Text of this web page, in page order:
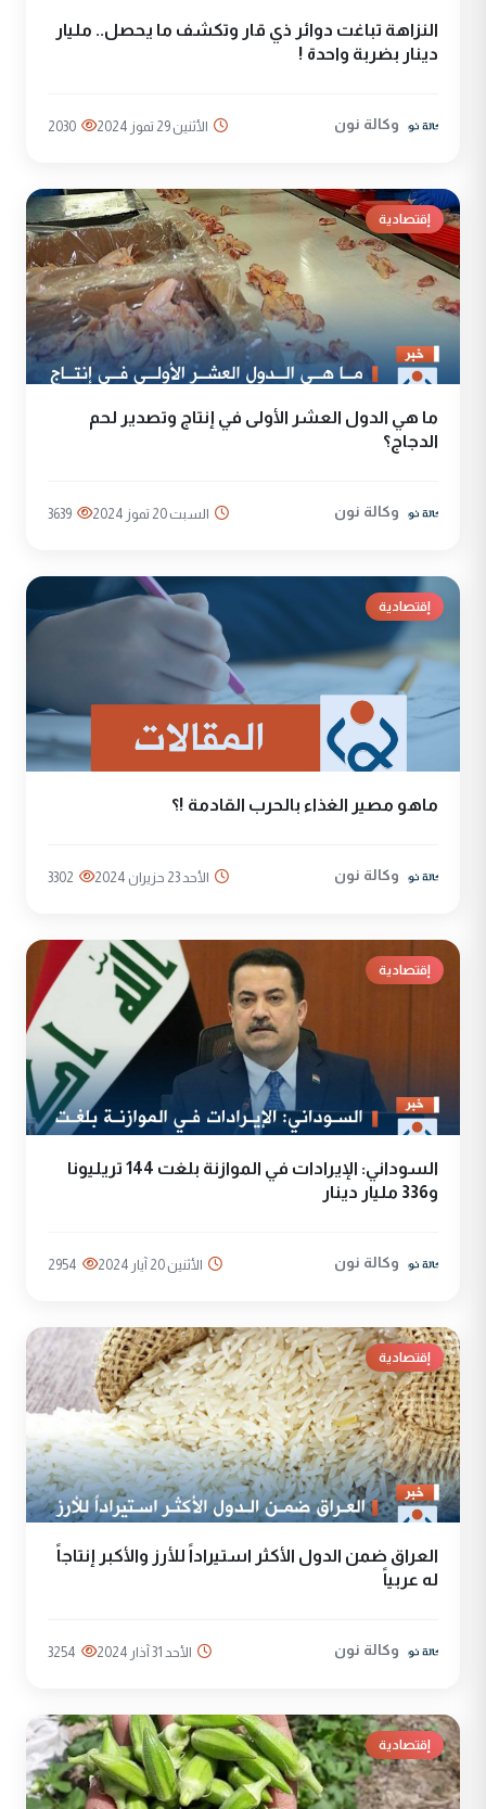
النزاهة تباغت دوائر ذي قار وتكشف ما يحصل.. مليار
دينار بضربة واحدة !
وكالة نون الأثنين 29 تموز 2024 2030
إقتصادية
ما هي الدول العشر الأولی في إنتاج وتصدير لحم
الدجاج؟
وكالة نون السبت 20 تموز 2024 3639
إقتصادية
ماهو مصير الغذاء بالحرب القادمة !؟
وكالة نون الأحد 23 حزيران 2024 3302
إقتصادية
السوداني: الإيرادات في الموازنة بلغت 144 تريليونا
و336 مليار دينار
وكالة نون الأثنين 20 آيار 2024 2954
إقتصادية
العراق ضمن الدول الأكثر استيراداً للأرز والأكبر إنتاجاً
له عربياً
وكالة نون الأحد 31 آذار 2024 3254
إقتصادية